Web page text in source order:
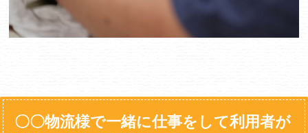
〇〇物流様で一緒に仕事をして利用者が